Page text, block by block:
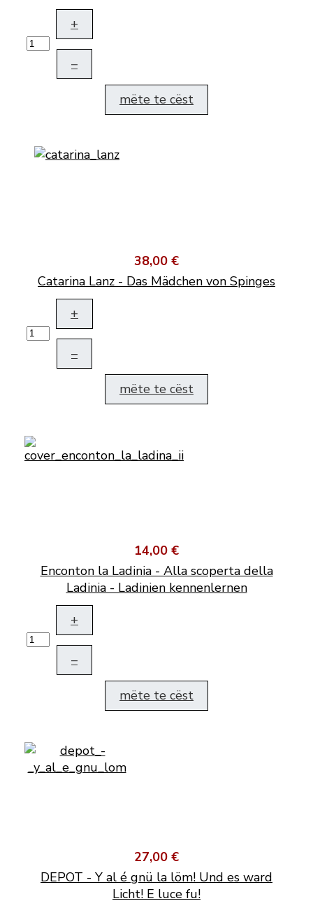
+
–
mëte te cëst
38,00 €
Catarina Lanz - Das Mädchen von Spinges
+
–
mëte te cëst
14,00 €
Enconton la Ladinia - Alla scoperta della
Ladinia - Ladinien kennenlernen
+
–
mëte te cëst
27,00 €
DEPOT - Y al é gnü la löm! Und es ward
Licht! E luce fu!